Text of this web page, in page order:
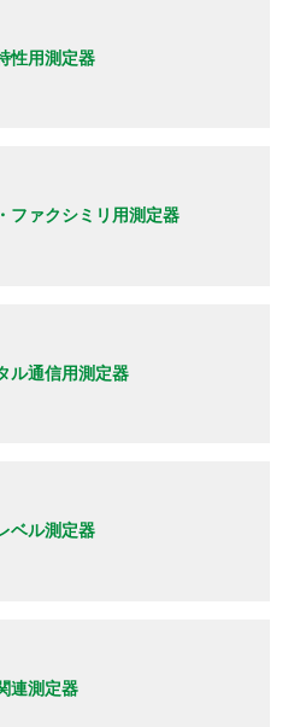
性用測定器
ファクシミリ用測定器
ル通信用測定器
ベル測定器
連測定器